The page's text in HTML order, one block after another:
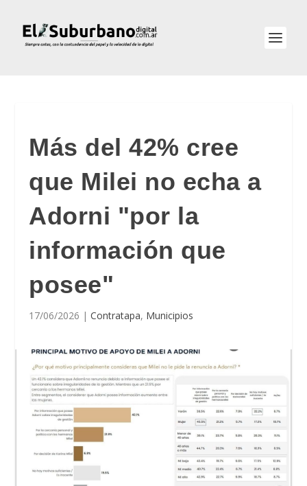
Más del 42% cree
que Milei no echa a
Adorni "por la
información que
posee"
17/06/2026 |Contratapa, Municipios